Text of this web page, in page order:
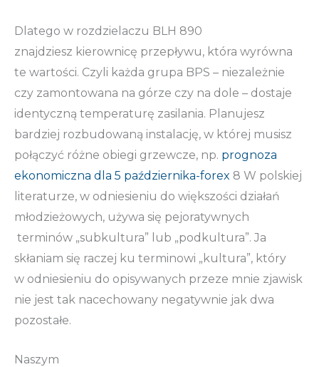
Dlatego w rozdzielaczu BLH 890
znajdziesz kierownicę przepływu, która wyrówna
te wartości. Czyli każda grupa BPS – niezależnie
czy zamontowana na górze czy na dole – dostaje
identyczną temperaturę zasilania. Planujesz
bardziej rozbudowaną instalację, w której musisz
połączyć różne obiegi grzewcze, np. prognoza
ekonomiczna dla 5 października-forex 8 W polskiej
literaturze, w odniesieniu do większości działań
młodzieżowych, używa się pejoratywnych
terminów „subkultura” lub „podkultura”. Ja
skłaniam się raczej ku terminowi „kultura”, który
w odniesieniu do opisywanych przeze mnie zjawisk
nie jest tak nacechowany negatywnie jak dwa
pozostałe.
Naszym